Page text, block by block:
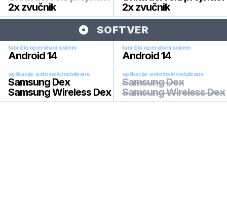
2x zvučnik
2x zvučnik
SOFTVER
fabrički operativni sistem
Android 14
fabrički operativni sistem
Android 14
aplikacije sistemski instalirane
Samsung Dex
Samsung Wireless Dex
aplikacije sistemski instalirane
Samsung Dex
Samsung Wireless Dex